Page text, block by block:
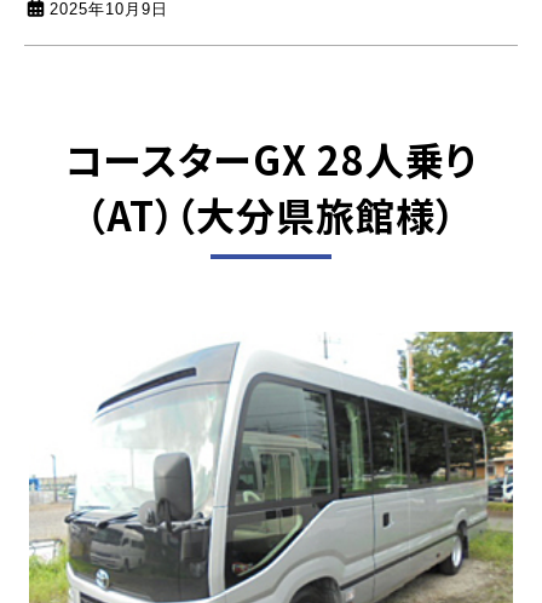
2025年10月9日
コースターGX 28人乗り
（AT） （大分県旅館様）